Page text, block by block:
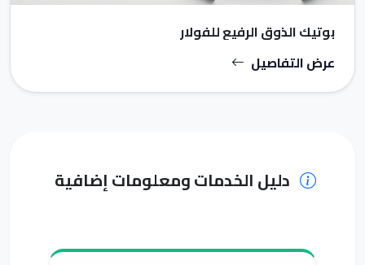
بوتيك الذوق الرفيع للفولار
عرض التفاصيل
دليل الخدمات ومعلومات إضافية